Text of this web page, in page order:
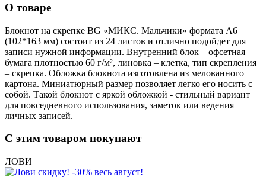
О товаре
Блокнот на скрепке BG «МИКС. Мальчики» формата А6
(102*163 мм) состоит из 24 листов и отлично подойдет для
записи нужной информации. Внутренний блок – офсетная
бумага плотностью 60 г/м², линовка – клетка, тип скрепления
– скрепка. Обложка блокнота изготовлена из мелованного
картона. Миниатюрный размер позволяет легко его носить с
собой. Такой блокнот с яркой обложкой - стильный вариант
для повседневного использования, заметок или ведения
личных записей.
С этим товаром покупают
ЛОВИ